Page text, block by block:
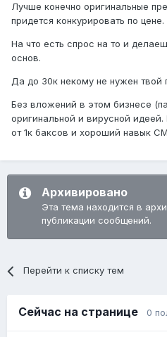
Лучше конечно оригинальные
придется конкурировать по цене.
На что есть спрос на то и
основ.
Да до 30к некому не нужен твой
Без вложений в этом бизнесе
оригинальной и вирусной
от 1к баксов и хороший навык
Архивировано
Эта тема находится в
публикации сообщений.
Перейти к списку тем
Сейчас на странице 0